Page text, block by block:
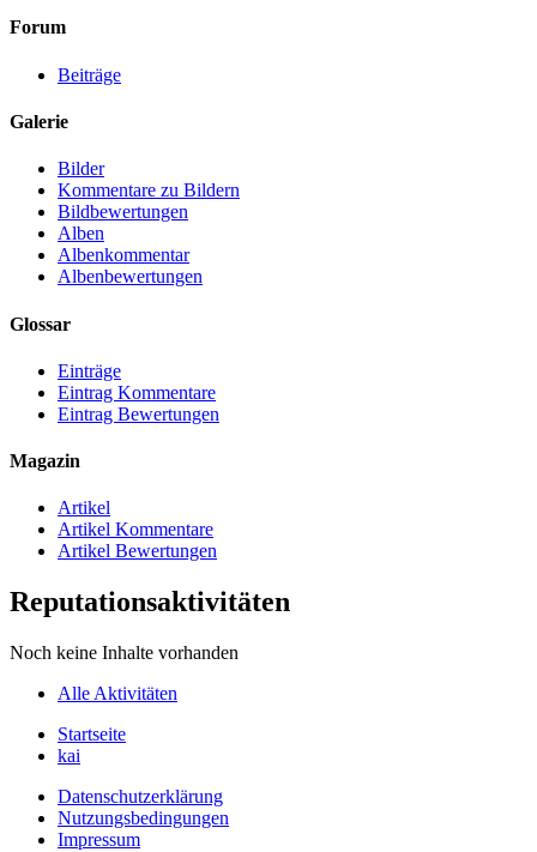
Forum
Beiträge
Galerie
Bilder
Kommentare zu Bildern
Bildbewertungen
Alben
Albenkommentar
Albenbewertungen
Glossar
Einträge
Eintrag Kommentare
Eintrag Bewertungen
Magazin
Artikel
Artikel Kommentare
Artikel Bewertungen
Reputationsaktivitäten
Noch keine Inhalte vorhanden
Alle Aktivitäten
Startseite
kai
Datenschutzerklärung
Nutzungsbedingungen
Impressum